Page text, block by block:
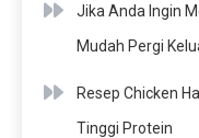
Jika Anda Ingin
Mudah Pergi
Resep Chicken
Tinggi Protein